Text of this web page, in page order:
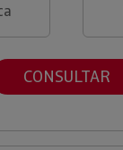
CONSULTAR